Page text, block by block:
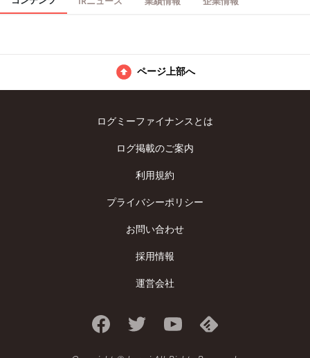
ページ上部へ
ログミーファイナンスとは
ログ掲載のご案内
利用規約
プライバシーポリシー
お問い合わせ
採用情報
運営会社